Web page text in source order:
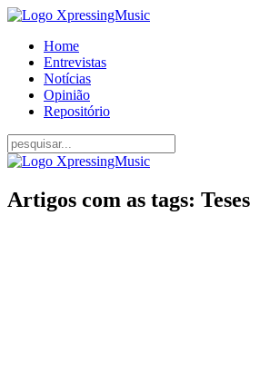
Home
Entrevistas
Notícias
Opinião
Repositório
Artigos com as tags: Teses